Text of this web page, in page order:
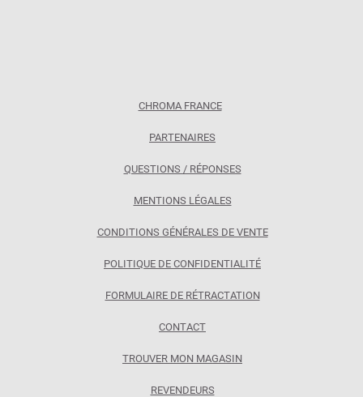
CHROMA FRANCE
PARTENAIRES
QUESTIONS / RÉPONSES
MENTIONS LÉGALES
CONDITIONS GÉNÉRALES DE VENTE
POLITIQUE DE CONFIDENTIALITÉ
FORMULAIRE DE RÉTRACTATION
CONTACT
TROUVER MON MAGASIN
REVENDEURS